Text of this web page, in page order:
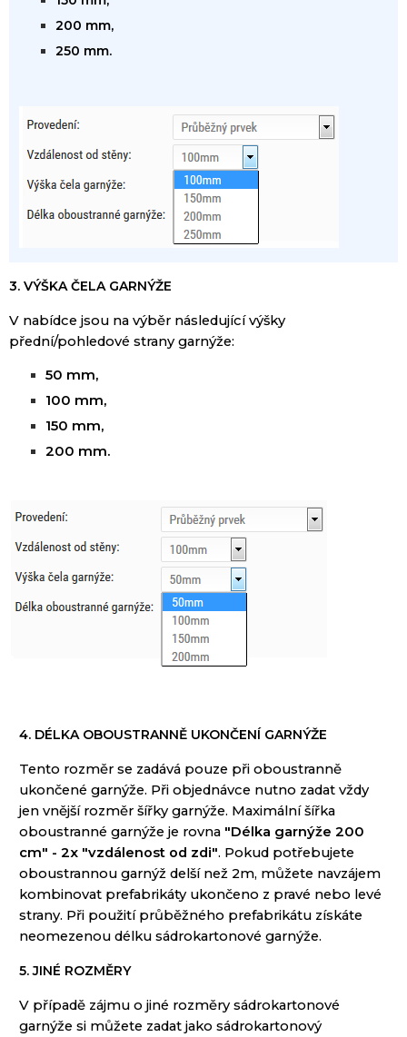
200 mm,
250 mm.
3. VÝŠKA ČELA GARNÝŽE
V nabídce jsou na výběr následující výšky
přední/pohledové strany garnýže:
50 mm,
100 mm,
150 mm,
200 mm.
4. DÉLKA OBOUSTRANNĚ UKONČENÍ GARNÝŽE
Tento rozměr se zadává pouze při oboustranně
ukončené garnýže. Při objednávce nutno zadat vždy
jen vnější rozměr šířky garnýže. Maximální šířka
oboustranné garnýže je rovna "Délka garnýže 200
cm" - 2x "vzdálenost od zdi". Pokud potřebujete
oboustrannou garnýž delší než 2m, můžete navzájem
kombinovat prefabrikáty ukončeno z pravé nebo levé
strany. Při použití průběžného prefabrikátu získáte
neomezenou délku sádrokartonové garnýže.
5. JINÉ ROZMĚRY
V případě zájmu o jiné rozměry sádrokartonové
garnýže si můžete zadat jako sádrokartonový